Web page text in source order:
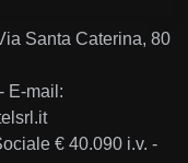
Santa Caterina, 80
E-mail:
€ 40.090 i.v. -